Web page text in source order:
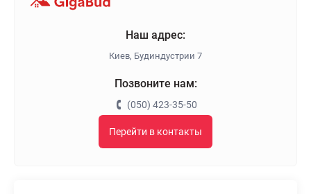
Наш адрес:
Киев, Будиндустрии 7
Позвоните нам:
(050) 423-35-50
Перейти в контакты